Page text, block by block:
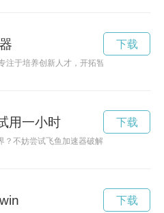
注于培养创新人才，开拓智慧领域的计划
下载
用一小时
？不妨尝试飞鱼加速器破解版，享受永久免
下载
下载